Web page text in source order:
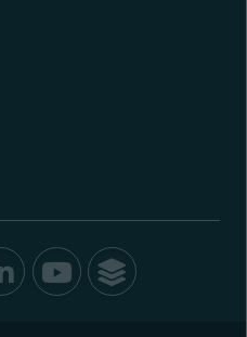
LinkedIn
Youtube